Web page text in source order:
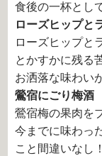
食後の一杯とし
ローズヒップと
ローズヒップと
とかすかに残る
お洒落な味わい
鶯宿にごり梅酒
鶯宿梅の果肉を
今までに味わっ
こと間違いなし！